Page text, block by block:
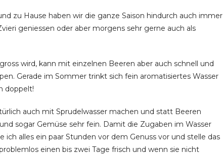
zu Hause haben wir die ganze Saison hindurch auch immer
geniessen oder aber morgens sehr gerne auch als
wird, kann mit einzelnen Beeren aber auch schnell und
Gerade im Sommer trinkt sich fein aromatisiertes Wasser
doppelt!
auch mit Sprudelwasser machen und statt Beeren
sogar Gemüse sehr fein. Damit die Zugaben im Wasser
alles ein paar Stunden vor dem Genuss vor und stelle das
einen bis zwei Tage frisch und wenn sie nicht